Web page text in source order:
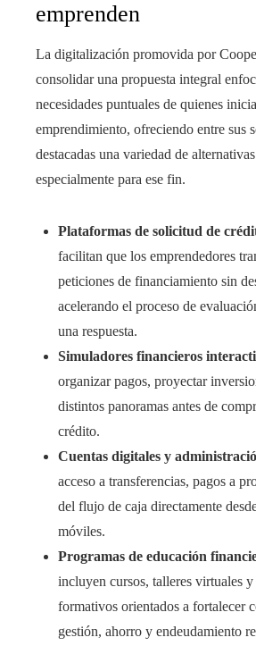
emprenden
La digitalización promovida por
consolidar una propuesta integral
necesidades puntuales de quienes
emprendimiento, ofreciendo entre sus
destacadas una variedad de
especialmente para ese fin.
Plataformas de solicitud de
facilitan que los emprendedores
peticiones de financiamiento sin
acelerando el proceso de
una respuesta.
Simuladores financieros
organizar pagos, proyectar
distintos panoramas antes de
crédito.
Cuentas digitales y
acceso a transferencias, pagos a
del flujo de caja directamente
móviles.
Programas de educación
incluyen cursos, talleres virtuales y
formativos orientados a fortalecer
gestión, ahorro y endeudamiento